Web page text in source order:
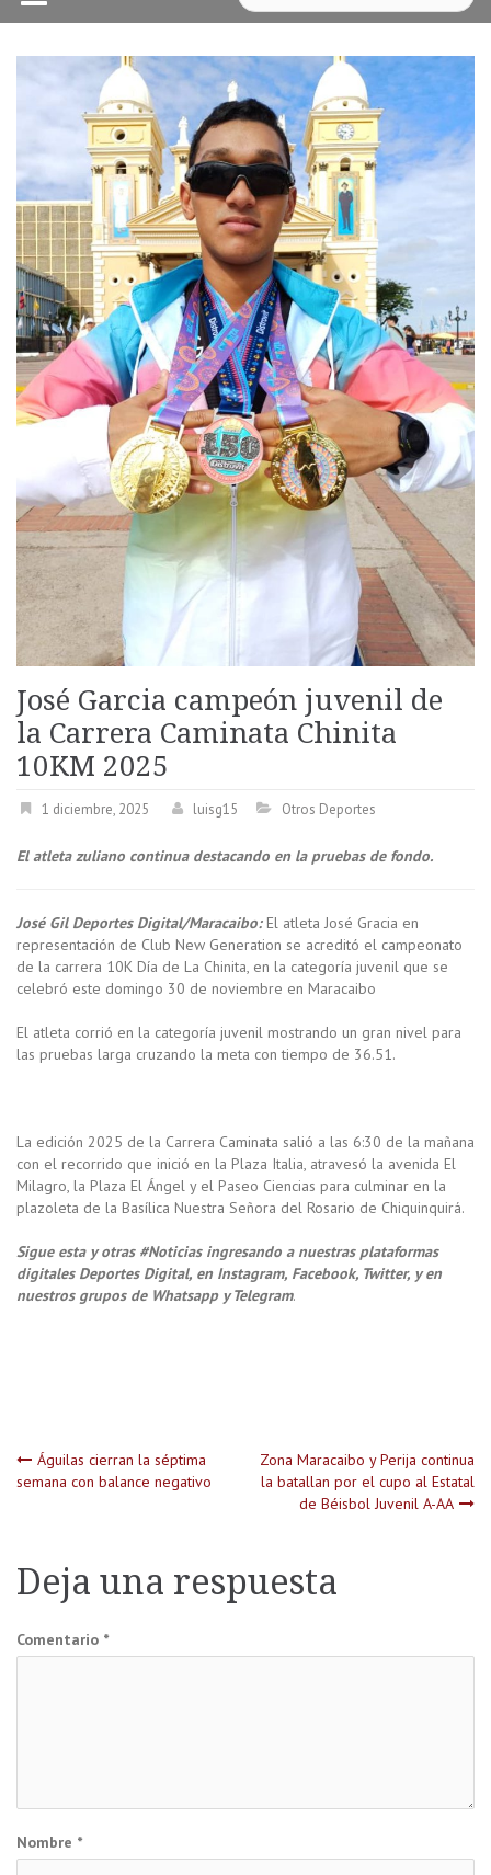
José Garcia campeón juvenil de
la Carrera Caminata Chinita
10KM 2025
1 diciembre, 2025 luisg15 Otros Deportes
El atleta zuliano continua destacando en la pruebas de fondo.
José Gil Deportes Digital/Maracaibo:El atleta José Gracia en
representación de Club New Generation se acreditó el campeonato
de la carrera 10K Día de La Chinita, en la categoría juvenil que se
celebró este domingo 30 de noviembre en Maracaibo
El atleta corrió en la categoría juvenil mostrando un gran nivel para
las pruebas larga cruzando la meta con tiempo de 36.51.
La edición 2025 de la Carrera Caminata salió a las 6:30 de la mañana
con el recorrido que inició en la Plaza Italia, atravesó la avenida El
Milagro, la Plaza El Ángel y el Paseo Ciencias para culminar en la
plazoleta de la Basílica Nuestra Señora del Rosario de Chiquinquirá.
Sigue esta y otras #Noticias ingresando a nuestras plataformas
digitales Deportes Digital, en Instagram, Facebook, Twitter, y en
nuestros grupos de Whatsapp y Telegram.
Navegación
entradas
Águilas cierran la séptima
semana con balance negativo
Zona Maracaibo y Perija continua
la batallan por el cupo al Estatal
de Béisbol Juvenil A-AA
Deja una respuesta
Comentario *
Nombre *